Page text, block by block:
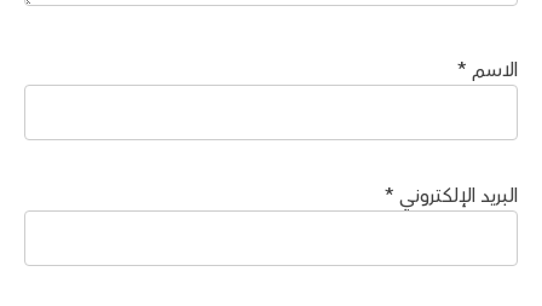
الاسم *
البريد الإلكتروني *